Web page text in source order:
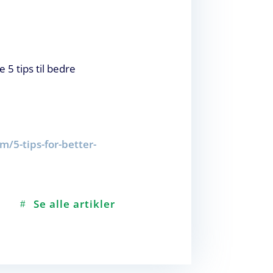
5 tips til bedre
5-tips-for-better-
Se alle artikler